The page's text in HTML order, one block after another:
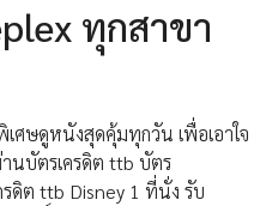
ทุกสาขา
ษดูหนังสุดคุ้มทุกวัน เพื่อเอาใจ
นบัตรเครดิต ttb บัตร
รดิต ttb Disney 1 ที่นั่ง รับ